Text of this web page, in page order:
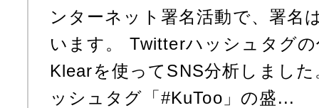
ンターネット署名活動で、署名
います。 Twitterハッシュタグ
Klearを使ってSNS分析しまし
ッシュタグ「#KuToo」の盛...